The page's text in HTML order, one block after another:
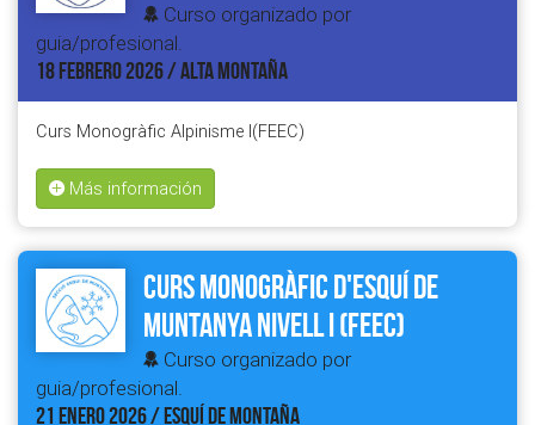
Curso organizado por
guia/profesional.
18 FEBRERO 2026 / ALTA MONTAÑA
Curs Monogràfic Alpinisme I(FEEC)
Más información
Curs Monogràfic d'Esquí de
Muntanya Nivell I (FEEC)
Curso organizado por
guia/profesional.
21 ENERO 2026 / ESQUÍ DE MONTAÑA